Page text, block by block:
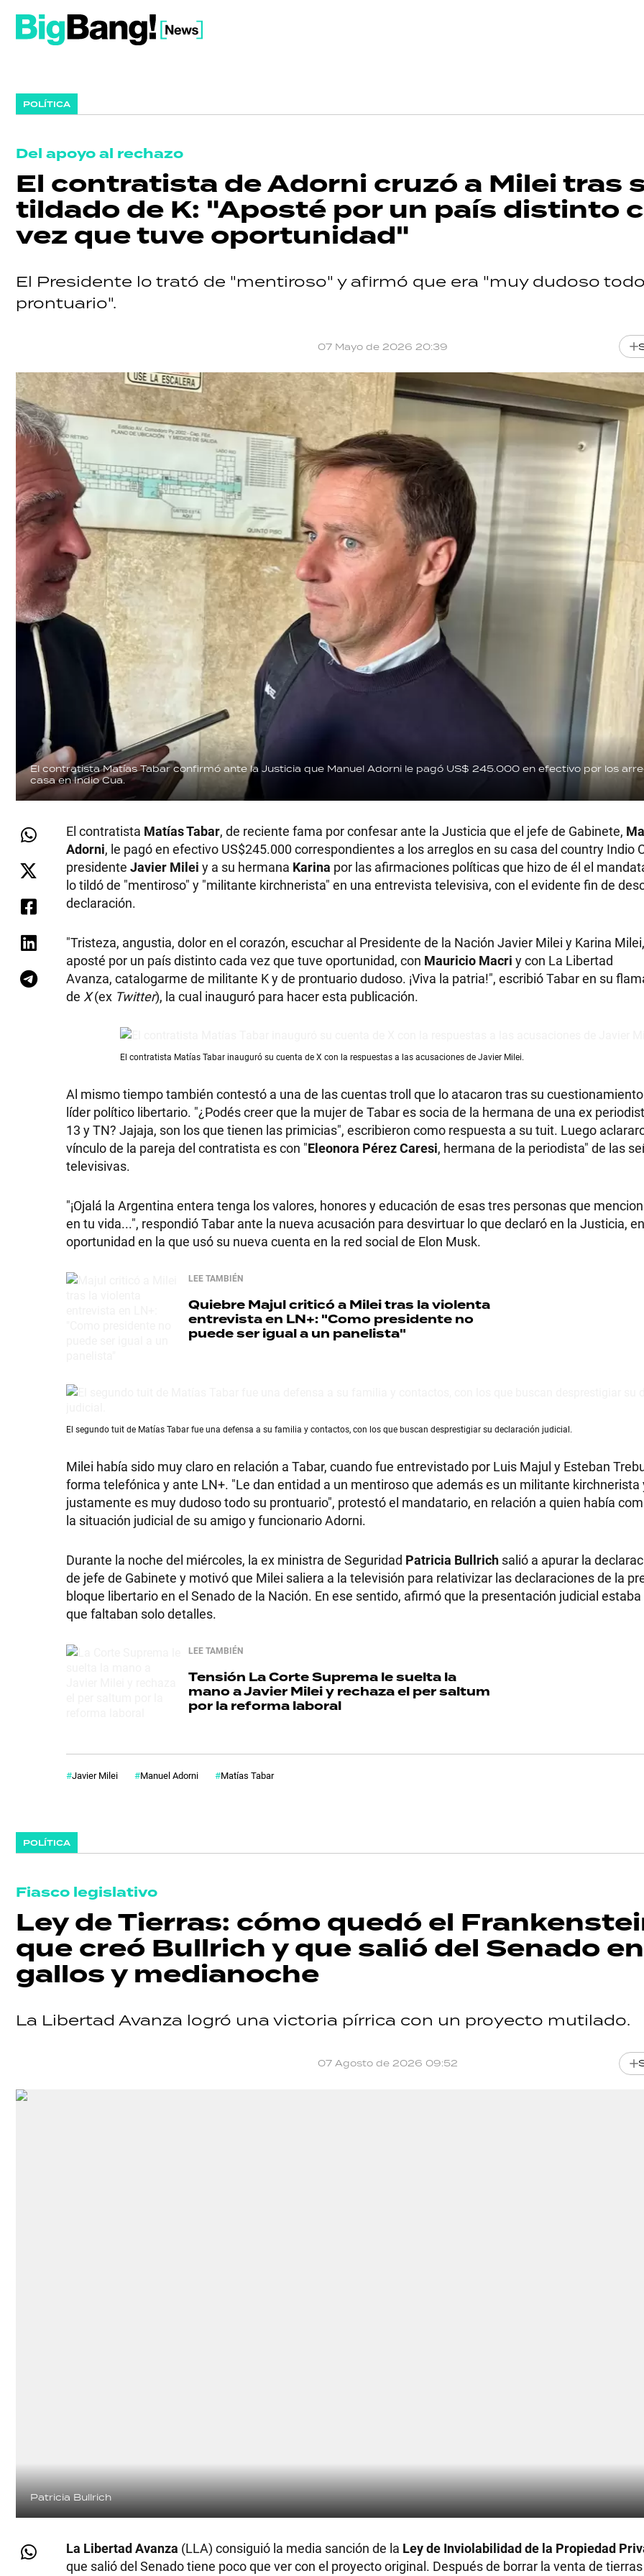
POLÍTICA
Del apoyo al rechazo
El contratista de Adorni cruzó a Milei tras
tildado de K: "Aposté por un país distinto
vez que tuve oportunidad"
El Presidente lo trató de "mentiroso" y afirmó que era "muy dudoso
prontuario".
07 Mayo de 2026 20:39
El contratista Matías Tabar confirmó ante la Justicia que Manuel Adorni le pagó US$ 245.000 en efectivo por los
casa en Indio Cua.
El contratista Matías Tabar, de reciente fama por confesar ante la Justicia que el jefe de Gabinete,
Adorni, le pagó en efectivo US$245.000 correspondientes a los arreglos en su casa del country Indio
presidente Javier Milei y a su hermana Karina por las afirmaciones políticas que hizo de él el
lo tildó de "mentiroso" y "militante kirchnerista" en una entrevista televisiva, con el evidente fin de
declaración.
"Tristeza, angustia, dolor en el corazón, escuchar al Presidente de la Nación Javier Milei y Karina
aposté por un país distinto cada vez que tuve oportunidad, con Mauricio Macri y con La Libertad
Avanza, catalogarme de militante K y de prontuario dudoso. ¡Viva la patria!", escribió Tabar en su
de X(ex Twitter), la cual inauguró para hacer esta publicación.
El contratista Matías Tabar inauguró su cuenta de X con la respuestas a las acusaciones de Javier Milei.
Al mismo tiempo también contestó a una de las cuentas troll que lo atacaron tras su
líder político libertario. "¿Podés creer que la mujer de Tabar es socia de la hermana de una ex
13 y TN? Jajaja, son los que tienen las primicias", escribieron como respuesta a su tuit. Luego
vínculo de la pareja del contratista es con "Eleonora Pérez Caresi, hermana de la periodista" de las
televisivas.
"¡Ojalá la Argentina entera tenga los valores, honores y educación de esas tres personas que
en tu vida...", respondió Tabar ante la nueva acusación para desvirtuar lo que declaró en la Justicia,
oportunidad en la que usó su nueva cuenta en la red social de Elon Musk.
LEE TAMBIÉN
Quiebre Majul criticó a Milei tras la violenta
entrevista en LN+: "Como presidente no
puede ser igual a un panelista"
El segundo tuit de Matías Tabar fue una defensa a su familia y contactos, con los que buscan desprestigiar su declaración judicial.
Milei había sido muy claro en relación a Tabar, cuando fue entrevistado por Luis Majul y Esteban
forma telefónica y ante LN+. "Le dan entidad a un mentiroso que además es un militante kirchnerista
justamente es muy dudoso todo su prontuario", protestó el mandatario, en relación a quien había
la situación judicial de su amigo y funcionario Adorni.
Durante la noche del miércoles, la ex ministra de Seguridad Patricia Bullrich salió a apurar la
de jefe de Gabinete y motivó que Milei saliera a la televisión para relativizar las declaraciones de la
bloque libertario en el Senado de la Nación. En ese sentido, afirmó que la presentación judicial
que faltaban solo detalles.
LEE TAMBIÉN
Tensión La Corte Suprema le suelta la
mano a Javier Milei y rechaza el per saltum
por la reforma laboral
Javier Milei Manuel Adorni Matías Tabar
POLÍTICA
Fiasco legislativo
Ley de Tierras: cómo quedó el
que creó Bullrich y que salió del Senado
gallos y medianoche
La Libertad Avanza logró una victoria pírrica con un proyecto mutilado.
07 Agosto de 2026 09:52
Patricia Bullrich
La Libertad Avanza (LLA) consiguió la media sanción de la Ley de Inviolabilidad de la Propiedad
que salió del Senado tiene poco que ver con el proyecto original. Después de borrar la venta de
SHOW
POLÍTICA
ACTUALIDAD
POLICIALES
ECONOMÍA
GRAN
HERMANO
DEPORTES
TECNOLOGÍA
HORÓSCOPO
Seguinos